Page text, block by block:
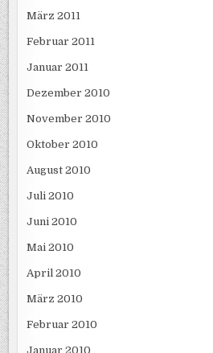
März 2011
Februar 2011
Januar 2011
Dezember 2010
November 2010
Oktober 2010
August 2010
Juli 2010
Juni 2010
Mai 2010
April 2010
März 2010
Februar 2010
Januar 2010